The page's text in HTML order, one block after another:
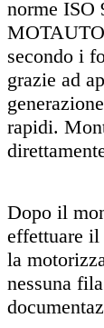
norme ISO
secondo i
grazie ad
rapidi.
Dopo il
effettuare il
la
nessuna